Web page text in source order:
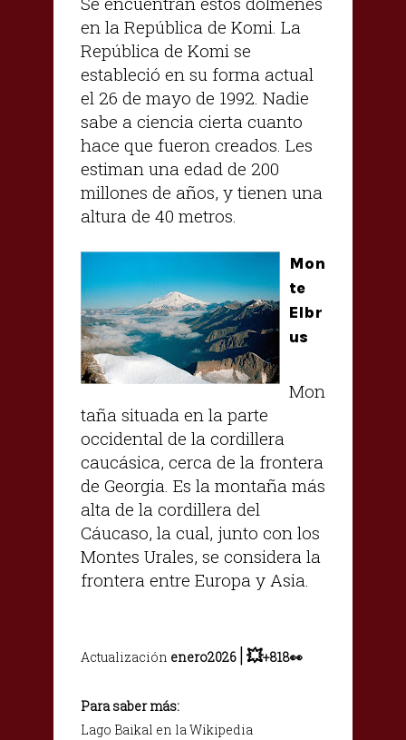
en la República de Komi. La
República de Komi se
estableció en su forma actual
el 26 de mayo de 1992. Nadie
sabe a ciencia cierta cuanto
hace que fueron creados. Les
estiman una edad de 200
millones de años, y tienen una
altura de 40 metros.
Mon
te
Elbr
us
Mon
taña situada en la parte
occidental de la cordillera
caucásica, cerca de la frontera
de Georgia. Es la montaña más
alta de la cordillera del
Cáucaso, la cual, junto con los
Montes Urales, se considera la
frontera entre Europa y Asia.
Actualización enero2026 |💥+818👀
Para saber más:
Lago Baikal en la Wikipedia